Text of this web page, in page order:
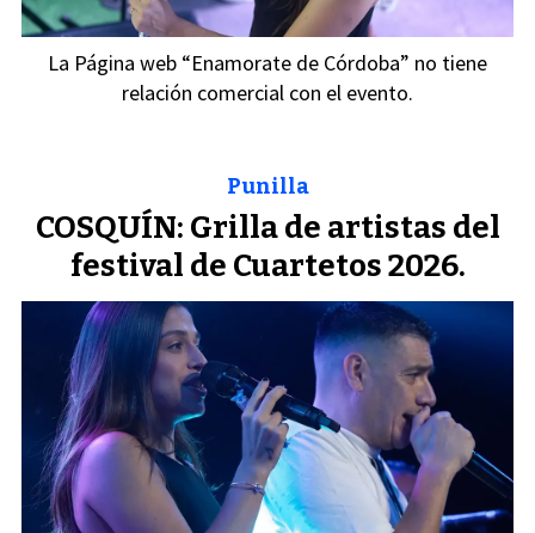
La Página web “Enamorate de Córdoba” no tiene
relación comercial con el evento.
COSQUÍN: Grilla de artistas del
festival de Cuartetos 2026.
Punilla